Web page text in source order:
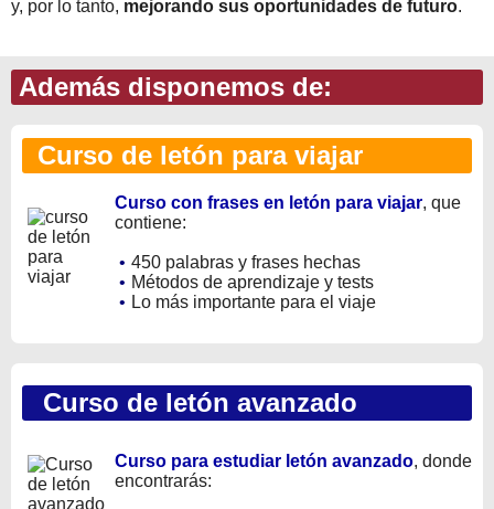
y, por lo tanto, mejorando sus oportunidades de futuro.
Además disponemos de:
Curso de letón para viajar
Curso con frases en letón para viajar, que
contiene:
• 450 palabras y frases hechas
• Métodos de aprendizaje y tests
• Lo más importante para el viaje
Curso de letón avanzado
Curso para estudiar letón avanzado, donde
encontrarás: